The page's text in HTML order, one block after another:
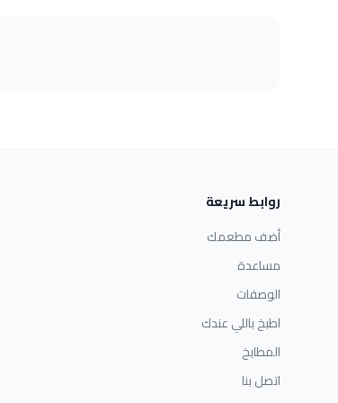
روابط سريعة
أضف مطعمك
مساعدة
الوصفات
اطبخ باللي عندك
المطابخ
اتصل بنا